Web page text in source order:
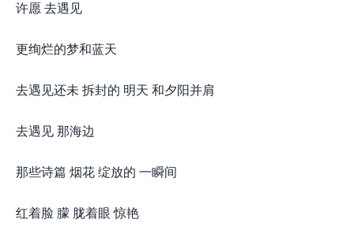
许愿 去遇见
更绚烂的梦和蓝天
去遇见还未 拆封的 明天 和夕阳并肩
去遇见 那海边
那些诗篇 烟花 绽放的 一瞬间
红着脸 朦 胧着眼 惊艳